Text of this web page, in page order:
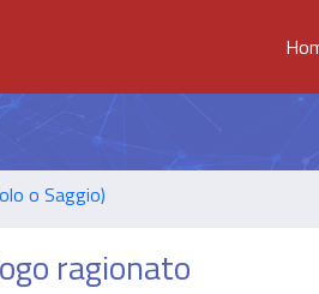
o Saggio)
ragionato